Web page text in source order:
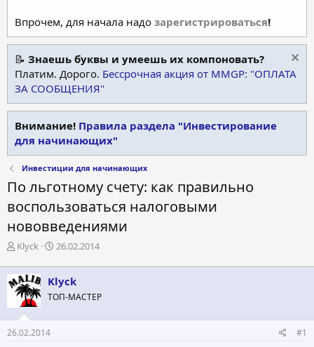
Впрочем, для начала надо зарегистрироваться!
📝 Знаешь буквы и умеешь их компоновать?
Платим. Дорого. Бессрочная акция от MMGP: "ОПЛАТА
ЗА СООБЩЕНИЯ"
Внимание! Правила раздела "Инвестирование
для начинающих"
Инвестиции для начинающих
По льготному счету: как правильно
воспользоваться налоговыми
нововведениями
А
т
о
р
т
е
м
Klyck
Д
т
а
н
ч
26.02.2014
Klyck
ТОП-МАСТЕР
26.02.2014 #1